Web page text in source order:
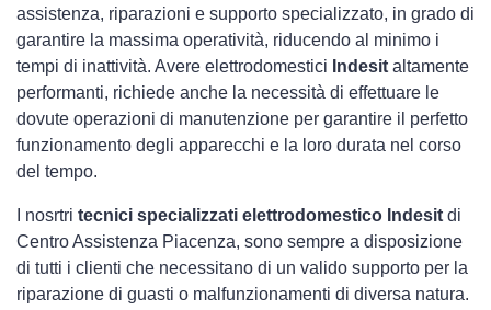
assistenza, riparazioni e supporto specializzato, in grado di
garantire la massima operatività, riducendo al minimo i
tempi di inattività. Avere elettrodomestici Indesit altamente
performanti, richiede anche la necessità di effettuare le
dovute operazioni di manutenzione per garantire il perfetto
funzionamento degli apparecchi e la loro durata nel corso
del tempo.
I nosrtri tecnici specializzati elettrodomestico Indesit di
Centro Assistenza Piacenza, sono sempre a disposizione
di tutti i clienti che necessitano di un valido supporto per la
riparazione di guasti o malfunzionamenti di diversa natura.